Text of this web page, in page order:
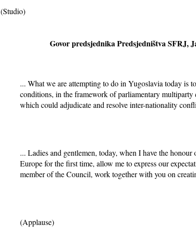
(Studio)
Govor predsjednika Predsjedništva SFRJ,
... What we are attempting to do in Yugoslavia today is
conditions, in the framework of parliamentary
which could adjudicate and resolve inter-nationality
... Ladies and gentlemen, today, when I have the
Europe for the first time, allow me to express our
member of the Council, work together with you on
(Applause)